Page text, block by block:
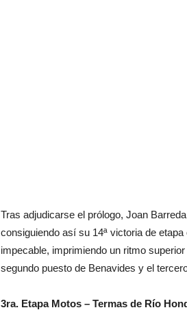
Tras adjudicarse el prólogo, Joan
consiguiendo así su 14ª victoria de
impecable, imprimiendo un ritmo
segundo puesto de Benavides y el
3ra. Etapa Motos – Termas de Río